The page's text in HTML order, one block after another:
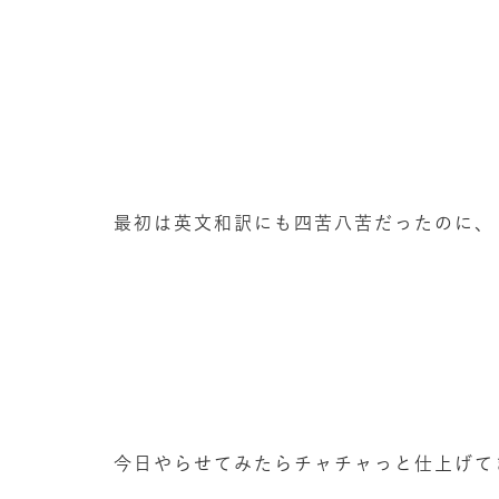
最初は英文和訳にも四苦八苦だったのに、
今日やらせてみたらチャチャっと仕上げ